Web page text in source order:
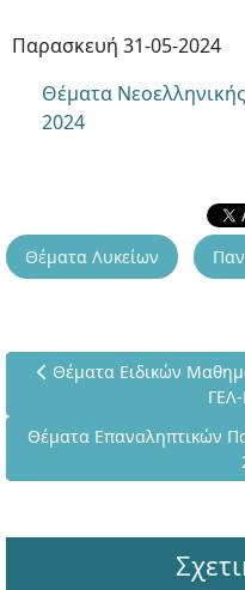
Παρασκευή 31-05-2024
Θέματα
2024
Θέματα Λυκείων
Προηγούμενο άρθρο:
Θέματα Ειδικών
Επόμενο άρθρο: Θέματα
Θέματα Επαναληπτικών